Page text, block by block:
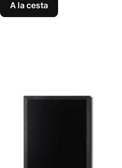
A la cesta